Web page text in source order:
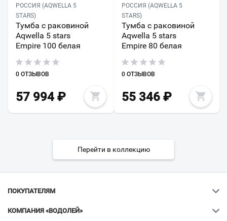
РОССИЯ (AQWELLA 5
STARS)
Тумба с раковиной
Aqwella 5 stars
Empire 100 белая
0 ОТЗЫВОВ
57 994 ₽
РОССИЯ (AQWELLA 5
STARS)
Тумба с раковиной
Aqwella 5 stars
Empire 80 белая
0 ОТЗЫВОВ
55 346₽
Перейти в коллекцию
ПОКУПАТЕЛЯМ
КОМПАНИЯ «ВОДОЛЕЙ»